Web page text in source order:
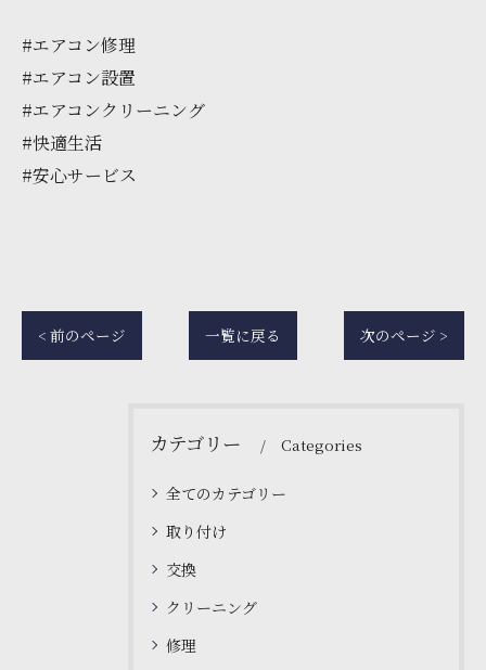
#エアコン修理
#エアコン設置
#エアコンクリーニング
#快適生活
#安心サービス
< 前のページ 一覧に戻る 次のページ >
カテゴリー Categories
全てのカテゴリー
取り付け
交換
クリーニング
修理